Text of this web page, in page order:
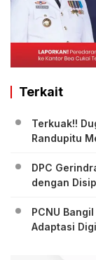
Terkait
Terkuak!!
Randupitu
DPC
dengan
PCNU
Adaptasi